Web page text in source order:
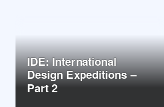
IDE: International
Design Expeditions –
Part 2